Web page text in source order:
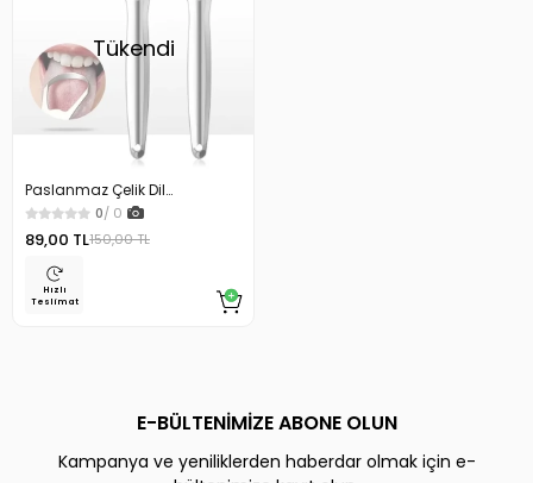
Tükendi
Paslanmaz Çelik Dil
Temizleyici Dil Sıyırıcı
0/ 0
89,00 TL150,00 TL
Hızlı
Teslimat
E-BÜLTENİMİZE ABONE OLUN
Kampanya ve yeniliklerden haberdar olmak için e-